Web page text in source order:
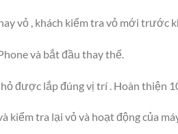
vỏ , khách kiểm tra vỏ mới trước
và bắt đầu thay thế.
được lắp đúng vị trí . Hoàn thiện
kiểm tra lại vỏ và hoạt động của